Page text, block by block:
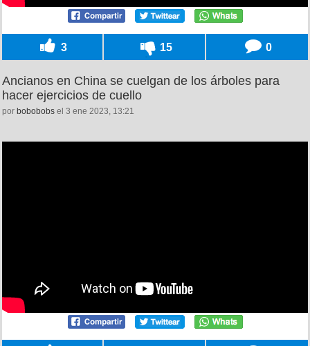
3 15 0
Ancianos en China se cuelgan de los árboles para
hacer ejercicios de cuello
por bobobobs el 3 ene 2023, 13:21